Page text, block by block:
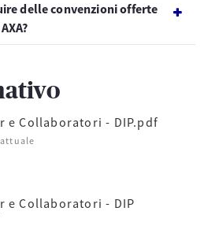
delle convenzioni offerte
e Collaboratori - DIP.pdf
e Collaboratori - DIP